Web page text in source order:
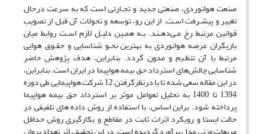
صنعت هوانوردی، صنعتی جدید و تجـارتی است که به سرعت درحال
تغییر و پیشـرفت اسـت. از این رو، توسعه و تحولات آن قبل از تصویب
قوانین مرتبط رخ مـی‌دهـند. بـه همـین دلیـل لازم اسـت روابط میان
بازیگران عرصه هوانوردی به بهترین نحـو شناسایی و حقـوق هوایی
مرتبط با آن تنظـیم و مدون گردد. بنابراین، هدف پژوهش حاضر
شناسایی چالش‌های استرداد حق بیمه هواپیما در ایران است. بنابراین،
در این مقاله سعی شده تا با درنظرگرفتن 12 شرکت هواپیمایی طی دوره
1394 تا 1400 به تحلیل تعوامل موثر بر استرداد حق بیمه هواپیما
پرداخته شود. براین اساس، با استفاده از روش داده های تلفیقی در
حالت ایستا و رویکرد اثرات ثابت در مقاطع و بکارگیری روش حداقل